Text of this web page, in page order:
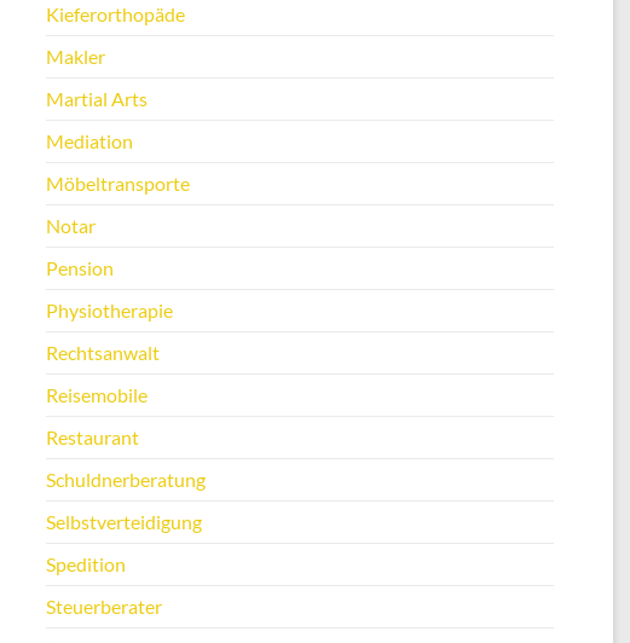
Kieferorthopäde
Makler
Martial Arts
Mediation
Möbeltransporte
Notar
Pension
Physiotherapie
Rechtsanwalt
Reisemobile
Restaurant
Schuldnerberatung
Selbstverteidigung
Spedition
Steuerberater